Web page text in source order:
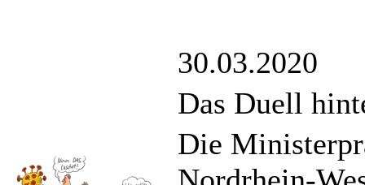
30.03.2020
Das Duell
Die